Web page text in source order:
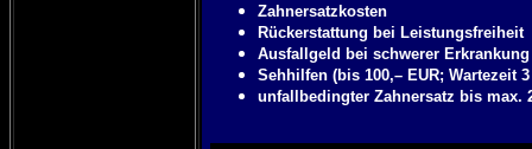
Zahnersatzkosten
Rückerstattung bei Leistungsfreiheit
Ausfallgeld bei schwerer Erkrankung
Sehhilfen (bis 100,– EUR; Wartezeit
unfallbedingter Zahnersatz bis max.